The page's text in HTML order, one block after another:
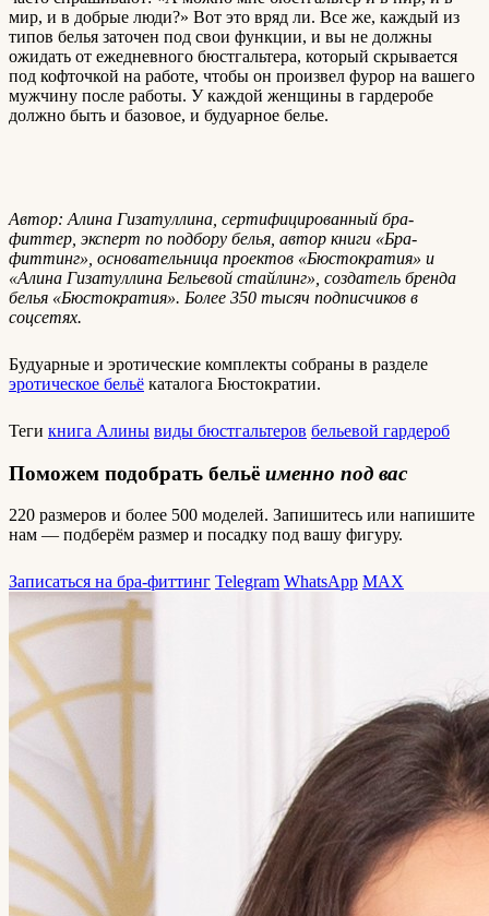
мир, и в добрые люди?» Вот это вряд ли. Все же, каждый из
типов белья заточен под свои функции, и вы не должны
ожидать от ежедневного бюстгальтера, который скрывается
под кофточкой на работе, чтобы он произвел фурор на вашего
мужчину после работы. У каждой женщины в гардеробе
должно быть и базовое, и будуарное белье.
Автор: Алина Гизатуллина, сертифицированный бра-
фиттер, эксперт по подбору белья, автор книги «Бра-
фиттинг», основательница проектов «Бюстократия» и
«Алина Гизатуллина Бельевой стайлинг», создатель бренда
белья «Бюстократия». Более 350 тысяч подписчиков в
соцсетях.
Будуарные и эротические комплекты собраны в разделе
эротическое бельё каталога Бюстократии.
Теги книга Алины виды бюстгальтеров бельевой гардероб
Поможем подобрать бельё именно под вас
220 размеров и более 500 моделей. Запишитесь или напишите
нам — подберём размер и посадку под вашу фигуру.
Записаться на бра-фиттинг Telegram WhatsApp MAX